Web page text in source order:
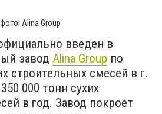
фото: Alina Group
введен в
завод Alina Group по
строительных смесей в г.
000 тонн сухих
в год. Завод покроет